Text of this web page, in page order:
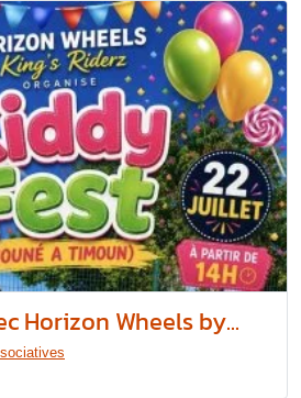
Horizon Wheels by...